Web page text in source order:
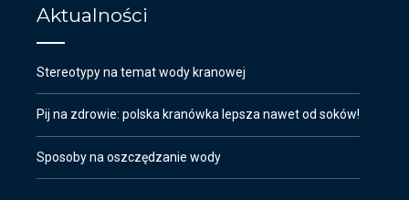
Aktualności
Stereotypy na temat wody kranowej
Pij na zdrowie: polska kranówka lepsza nawet od soków!
Sposoby na oszczędzanie wody